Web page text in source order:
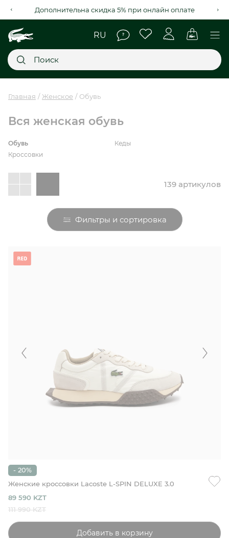
Дополнительна скидка 5% при онлайн оплате
Главное меню
НОВИНКИ
SALE
МУЖСКОЕ
ЖЕНСКОЕ
МЫ LACOSTE
Главная Женское Обувь
Вся женская обувь
Обувь
Кроссовки
Кеды
Фильтры и сортировка
139 артикулов
- 20%
Женские кроссовки Lacoste L-SPIN DELUXE 3.0
89 590 KZT
111 990 KZT
Добавить в корзину